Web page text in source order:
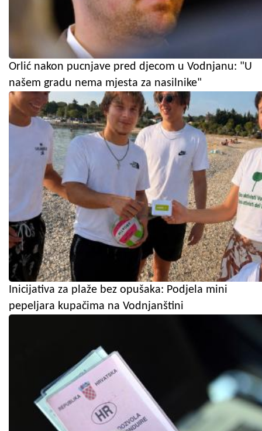
Orlić nakon pucnjave pred djecom u Vodnjanu: "U
našem gradu nema mjesta za nasilnike"
Inicijativa za plaže bez opušaka: Podjela mini
pepeljara kupačima na Vodnjanštini